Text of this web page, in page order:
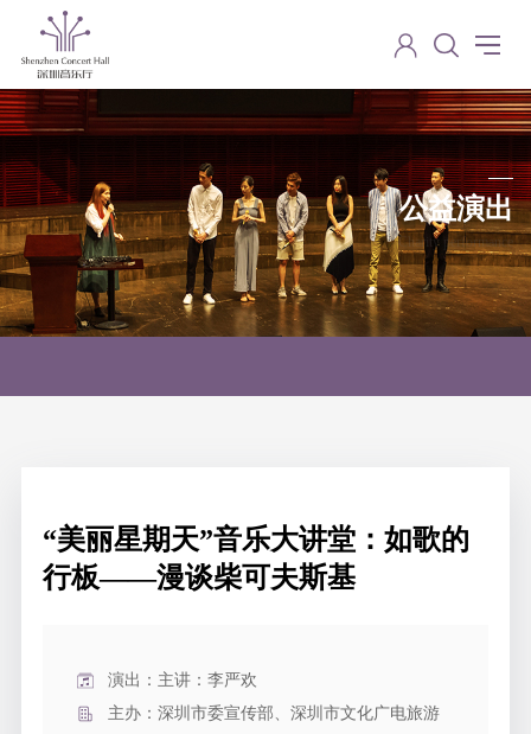
公益演出
Charity performance
“美丽星期天”音乐大讲堂：如歌的
行板——漫谈柴可夫斯基
演出：主讲：李严欢
主办：深圳市委宣传部、深圳市文化广电旅游